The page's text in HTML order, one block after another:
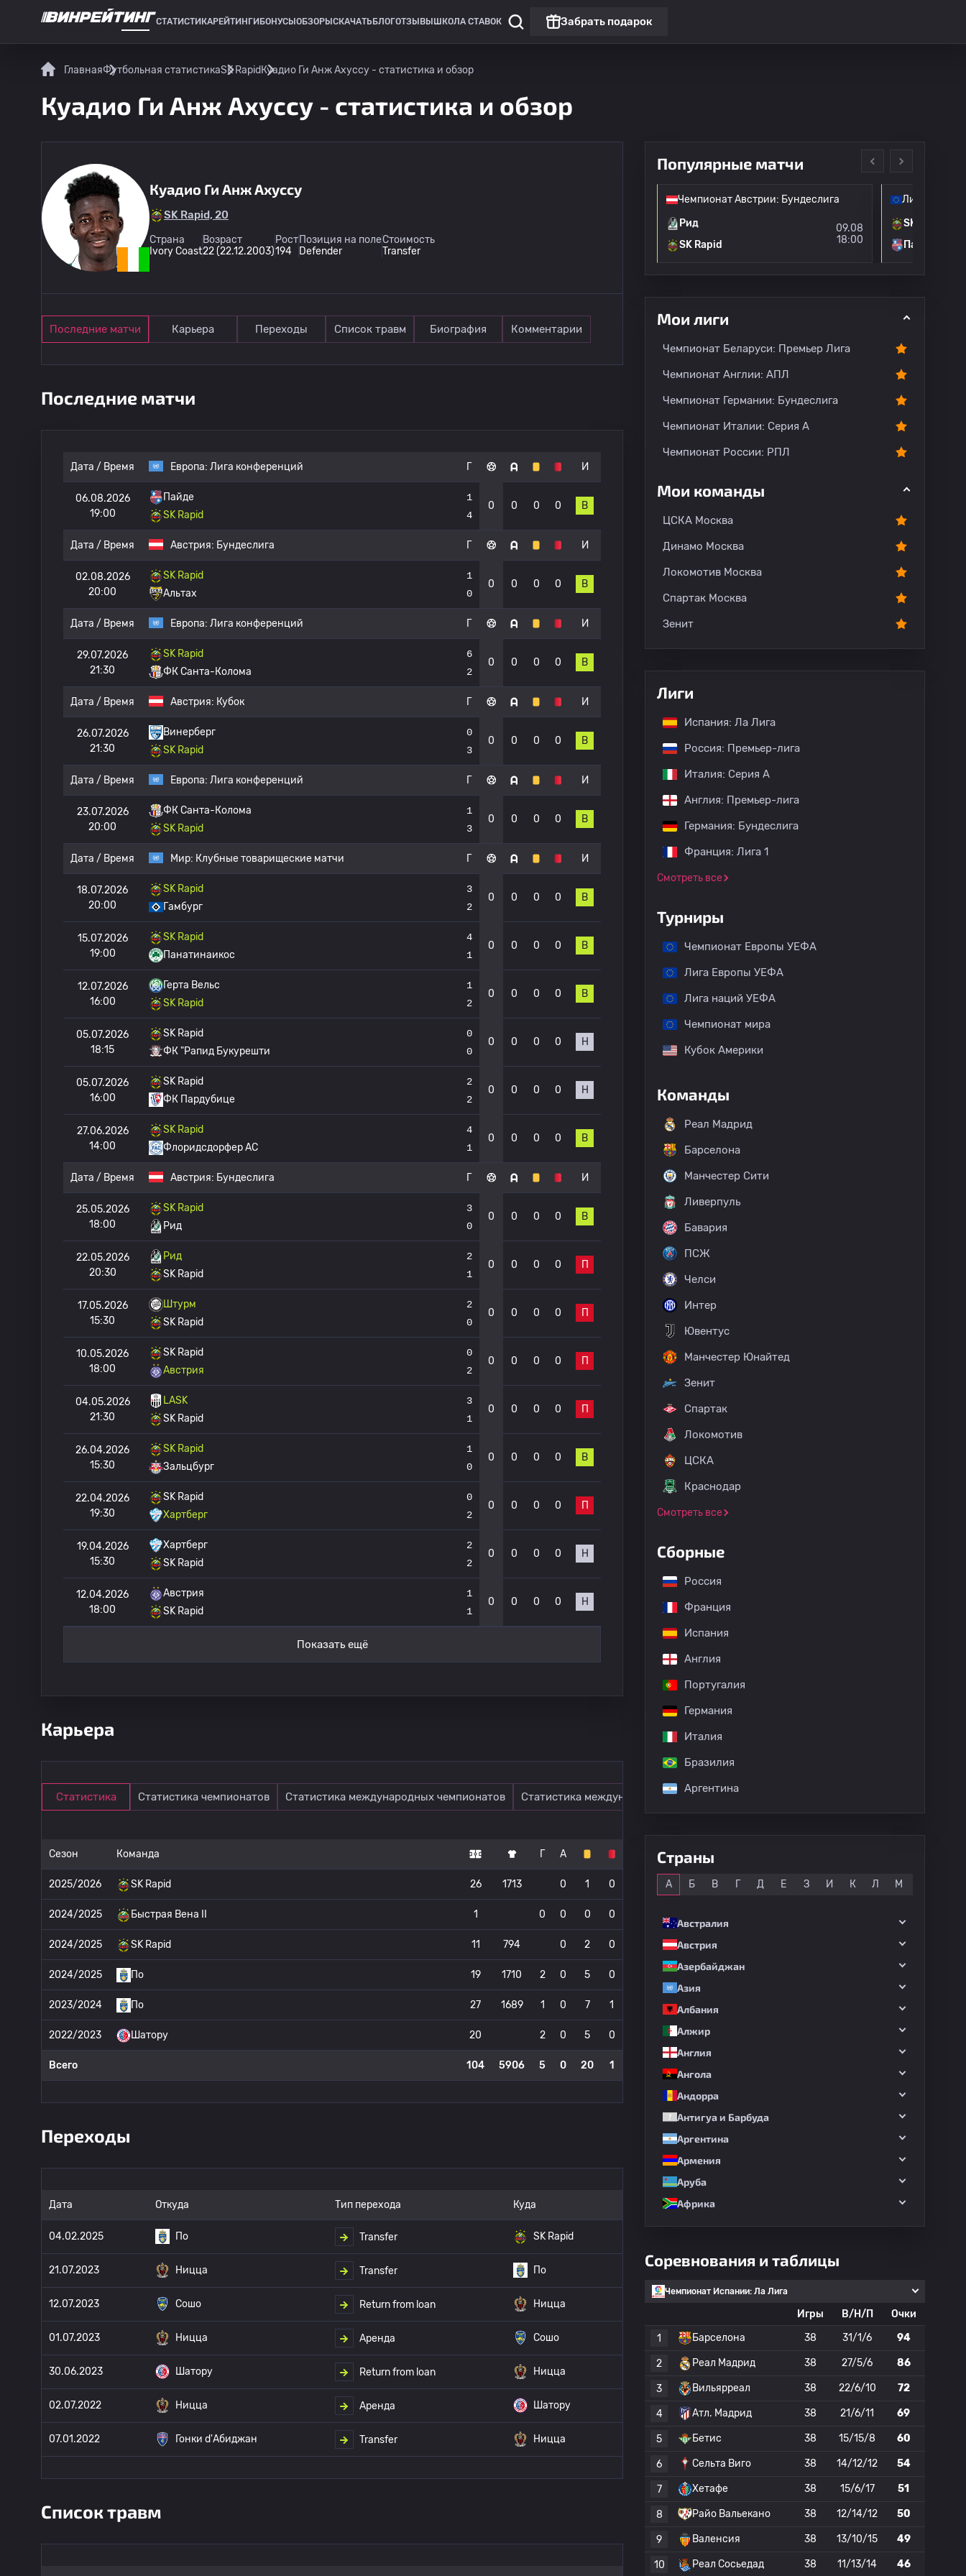
СТАТИСТИКАРЕЙТИНГИ БОНУСЫ ОБЗОРЫ СКАЧАТЬ БЛОГОТЗЫВЫ ШКОЛА СТАВОК Забрать подарок
ГлавнаяФутбольная статистикаSK Rapid Куадио Ги Анж Ахуссу - статистика и обзор
Куадио Ги Анж Ахуссу - статистика и обзор
Куадио Ги Анж Ахуссу
SK Rapid, 20
Страна
Ivory Coast
Возраст
22 (22.12.2003)
Рост
194
Позиция на поле
Defender
Стоимость
Transfer
Последние матчи Карьера Переходы Список травм Биография Комментарии
Последние матчи
Дата / Время Европа: Лига конференций Г И
06.08.2026
19:00
Пайде
SK Rapid
1
4
0 0 0 0 В
Дата / Время Австрия: Бундеслига Г И
02.08.2026
20:00
SK Rapid
Альтах
1
0
0 0 0 0 В
Дата / Время Европа: Лига конференций Г И
29.07.2026
21:30
SK Rapid
ФК Санта-Колома
6
2
0 0 0 0 В
Дата / Время Австрия: Кубок Г И
26.07.2026
21:30
Винерберг
SK Rapid
0
3
0 0 0 0 В
Дата / Время Европа: Лига конференций Г И
23.07.2026
20:00
ФК Санта-Колома
SK Rapid
1
3
0 0 0 0 В
Дата / Время Мир: Клубные товарищеские матчи Г И
18.07.2026
20:00
SK Rapid
Гамбург
3
2
0 0 0 0 В
15.07.2026
19:00
SK Rapid
Панатинаикос
4
1
0 0 0 0 В
12.07.2026
16:00
Герта Вельс
SK Rapid
1
2
0 0 0 0 В
05.07.2026
18:15
SK Rapid
ФК "Рапид Букурешти
0
0
0 0 0 0 Н
05.07.2026
16:00
SK Rapid
ФК Пардубице
2
2
0 0 0 0 Н
27.06.2026
14:00
SK Rapid
Флоридсдорфер АС
4
1
0 0 0 0 В
Дата / Время Австрия: Бундеслига Г И
25.05.2026
18:00
SK Rapid
Рид
3
0
0 0 0 0 В
22.05.2026
20:30
Рид
SK Rapid
2
1
0 0 0 0 П
17.05.2026
15:30
Штурм
SK Rapid
2
0
0 0 0 0 П
10.05.2026
18:00
SK Rapid
Австрия
0
2
0 0 0 0 П
04.05.2026
21:30
LASK
SK Rapid
3
1
0 0 0 0 П
26.04.2026
15:30
SK Rapid
Зальцбург
1
0
0 0 0 0 В
22.04.2026
19:30
SK Rapid
Хартберг
0
2
0 0 0 0 П
19.04.2026
15:30
Хартберг
SK Rapid
2
2
0 0 0 0 Н
12.04.2026
18:00
Австрия
SK Rapid
1
1
0 0 0 0 Н
Показать ещё
Карьера
Статистика Статистика чемпионатов Статистика международных чемпионатов Статистика международных матчей
Сезон Команда Г А
2025/2026 SK Rapid 26 1713 0 1 0
2024/2025 Быстрая Вена II 1 0 0 0 0
2024/2025 SK Rapid 11 794 0 2 0
2024/2025 По 19 1710 2 0 5 0
2023/2024 По 27 1689 1 0 7 1
2022/2023 Шатору 20 2 0 5 0
Всего 104 5906 5 0 20 1
Переходы
Дата Откуда Тип перехода Куда
04.02.2025 По Transfer SK Rapid
21.07.2023 Ницца Transfer По
12.07.2023 Сошо Return from loan Ницца
01.07.2023 Ницца Аренда Сошо
30.06.2023 Шатору Return from loan Ницца
02.07.2022 Ницца Аренда Шатору
07.01.2022 Гонки d'Абиджан Transfer Ницца
Список травм
Популярные матчи
Чемпионат Австрии: Бундеслига
Рид
SK Rapid
09.08
18:00
Лига
SK Rapid
Пайде
Мои лиги
Чемпионат Беларуси: Премьер Лига
Чемпионат Англии: АПЛ
Чемпионат Германии: Бундеслига
Чемпионат Италии: Серия А
Чемпионат России: РПЛ
Мои команды
ЦСКА Москва
Динамо Москва
Локомотив Москва
Спартак Москва
Зенит
Лиги
Испания: Ла Лига
Россия: Премьер-лига
Италия: Серия А
Англия: Премьер-лига
Германия: Бундеслига
Франция: Лига 1
Смотреть все
Турниры
Чемпионат Европы УЕФА
Лига Европы УЕФА
Лига наций УЕФА
Чемпионат мира
Кубок Америки
Команды
Реал Мадрид
Барселона
Манчестер Сити
Ливерпуль
Бавария
ПСЖ
Челси
Интер
Ювентус
Манчестер Юнайтед
Зенит
Спартак
Локомотив
ЦСКА
Краснодар
Смотреть все
Сборные
Россия
Франция
Испания
Англия
Португалия
Германия
Италия
Бразилия
Аргентина
Страны
А Б В Г Д Е З И К Л М
Австралия
Австрия
Азербайджан
Азия
Албания
Алжир
Англия
Ангола
Андорра
Антигуа и Барбуда
Аргентина
Армения
Аруба
Африка
Соревнования и таблицы
Чемпионат Испании: Ла Лига
Игры В/Н/П
Очки
1
Барселона 38 31/1/6 94
2 Реал Мадрид 38 27/5/6 86
3 Вильярреал 38 22/6/10 72
4 Атл. Мадрид 38 21/6/11 69
5 Бетис 38 15/15/8 60
6 Сельта Виго 38 14/12/12 54
7 Хетафе 38 15/6/17 51
8 Райо Вальекано 38 12/14/12 50
9 Валенсия 38 13/10/15 49
10 Реал Сосьедад 38 11/13/14 46